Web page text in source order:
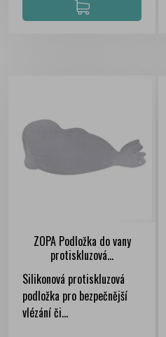
ZOPA Podložka do vany
protiskluzová...
Silikonová protiskluzová
podložka pro bezpečnější
vlézání či...